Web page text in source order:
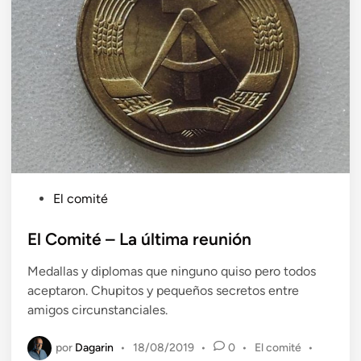
b
i
c
a
o
El comité
El Comité – La última reunión
Medallas y diplomas que ninguno quiso pero todos
aceptaron. Chupitos y pequeños secretos entre
amigos circunstanciales.
por Dagarin • 18/08/2019 • 0 •
P
El comité
•